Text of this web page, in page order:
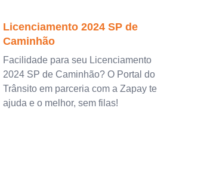
Licenciamento 2024 SP de
Caminhão
Facilidade para seu Licenciamento
2024 SP de Caminhão? O Portal do
Trânsito em parceria com a Zapay te
ajuda e o melhor, sem filas!